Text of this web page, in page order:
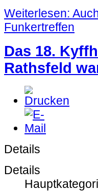
Weiterlesen:
Funkertreffen
Das 18.
Rathsfeld
Details
Details